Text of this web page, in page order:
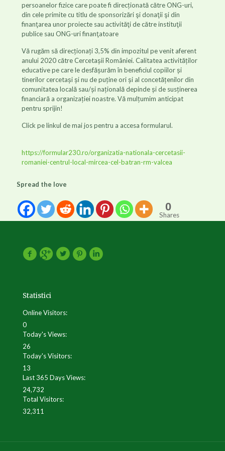
persoanelor fizice care poate fi direcționată către ONG-uri,
din cele primite cu titlu de sponsorizări şi donaţii şi din
finanţarea unor proiecte sau activităţi de către instituţii
publice sau ONG-uri finanţatoare
Vă rugăm să direcționați 3,5% din impozitul pe venit aferent
anului 2020 către Cercetașii României. Calitatea activităților
educative pe care le desfășurăm în beneficiul copiilor și
tinerilor cercetași și nu de puține ori și al concetățenilor din
comunitatea locală sau/și națională depinde și de susținerea
financiară a organizației noastre. Vă mulțumim anticipat
pentru sprijin!
Click pe linkul de mai jos pentru a accesa formularul.
https://formular230.ro/organizatia-nationala-cercetasii-
romaniei-centrul-local-mircea-cel-batran-rm-valcea
Spread the love
0
Shares
Statistici
Online Visitors:
0
Today's Views:
26
Today's Visitors:
13
Last 365 Days Views:
24,732
Total Visitors:
32,311